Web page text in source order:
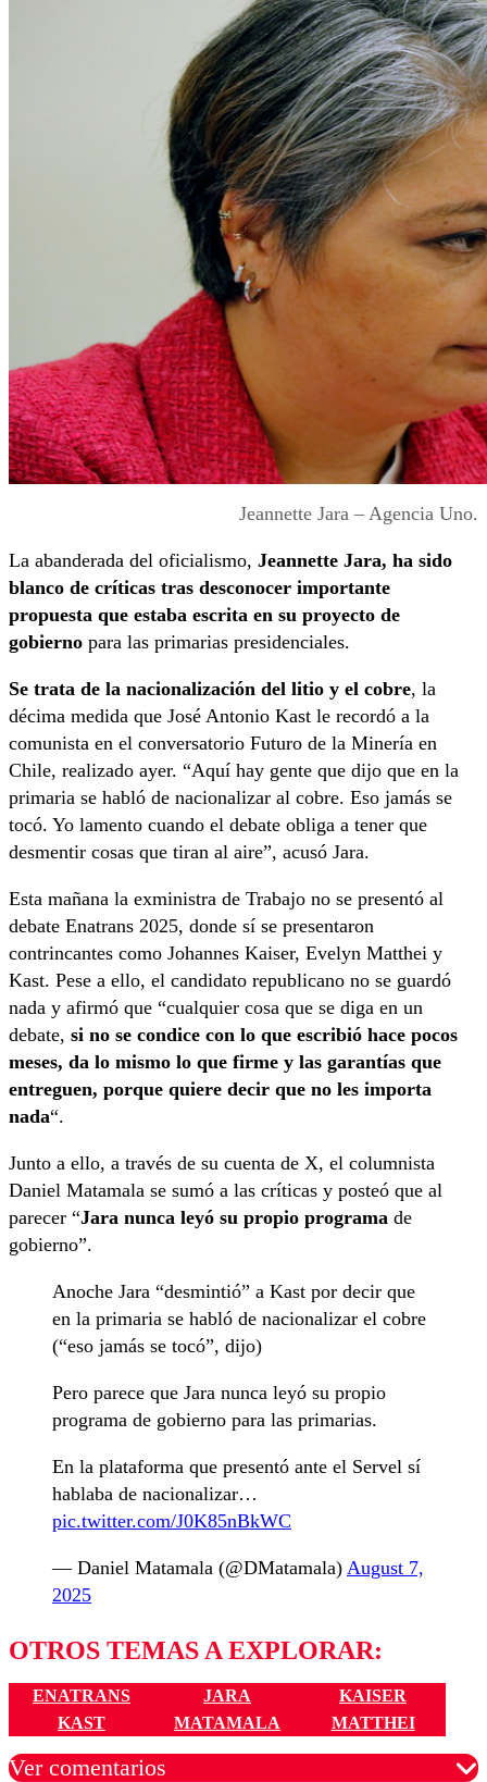
Jeannette Jara – Agencia Uno.
La abanderada del oficialismo, Jeannette Jara, ha sido
blanco de críticas tras desconocer importante
propuesta que estaba escrita en su proyecto de
gobierno para las primarias presidenciales.
Se trata de la nacionalización del litio y el cobre, la
décima medida que José Antonio Kast le recordó a la
comunista en el conversatorio Futuro de la Minería en
Chile, realizado ayer. “Aquí hay gente que dijo que en la
primaria se habló de nacionalizar al cobre. Eso jamás se
tocó. Yo lamento cuando el debate obliga a tener que
desmentir cosas que tiran al aire”, acusó Jara.
Esta mañana la exministra de Trabajo no se presentó al
debate Enatrans 2025, donde sí se presentaron
contrincantes como Johannes Kaiser, Evelyn Matthei y
Kast. Pese a ello, el candidato republicano no se guardó
nada y afirmó que “cualquier cosa que se diga en un
debate, si no se condice con lo que escribió hace pocos
meses, da lo mismo lo que firme y las garantías que
entreguen, porque quiere decir que no les importa
nada“.
Junto a ello, a través de su cuenta de X, el columnista
Daniel Matamala se sumó a las críticas y posteó que al
parecer “Jara nunca leyó su propio programa de
gobierno”.
Anoche Jara “desmintió” a Kast por decir que
en la primaria se habló de nacionalizar el cobre
(“eso jamás se tocó”, dijo)
Pero parece que Jara nunca leyó su propio
programa de gobierno para las primarias.
En la plataforma que presentó ante el Servel sí
hablaba de nacionalizar…
pic.twitter.com/J0K85nBkWC
— Daniel Matamala (@DMatamala) August 7,
2025
OTROS TEMAS A EXPLORAR:
ENATRANS JARA
KAISER
KAST
MATAMALA MATTHEI
Ver comentarios